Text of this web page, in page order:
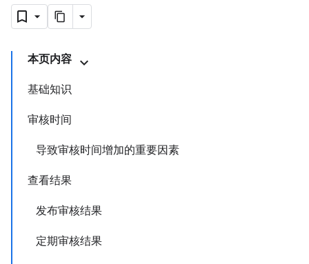
本页内容
基础知识
审核时间
导致审核时间增加的重要因素
查看结果
发布审核结果
定期审核结果